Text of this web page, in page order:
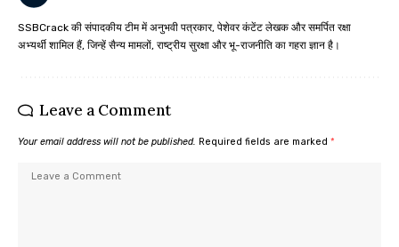
SSBCrack की संपादकीय टीम में अनुभवी पत्रकार, पेशेवर कंटेंट लेखक और समर्पित रक्षा
अभ्यर्थी शामिल हैं, जिन्हें सैन्य मामलों, राष्ट्रीय सुरक्षा और भू-राजनीति का गहरा ज्ञान है।
Leave a Comment
Your email address will not be published. Required fields are marked *